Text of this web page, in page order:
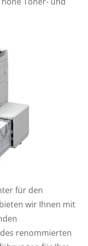
für den
wir Ihnen mit
renommierten